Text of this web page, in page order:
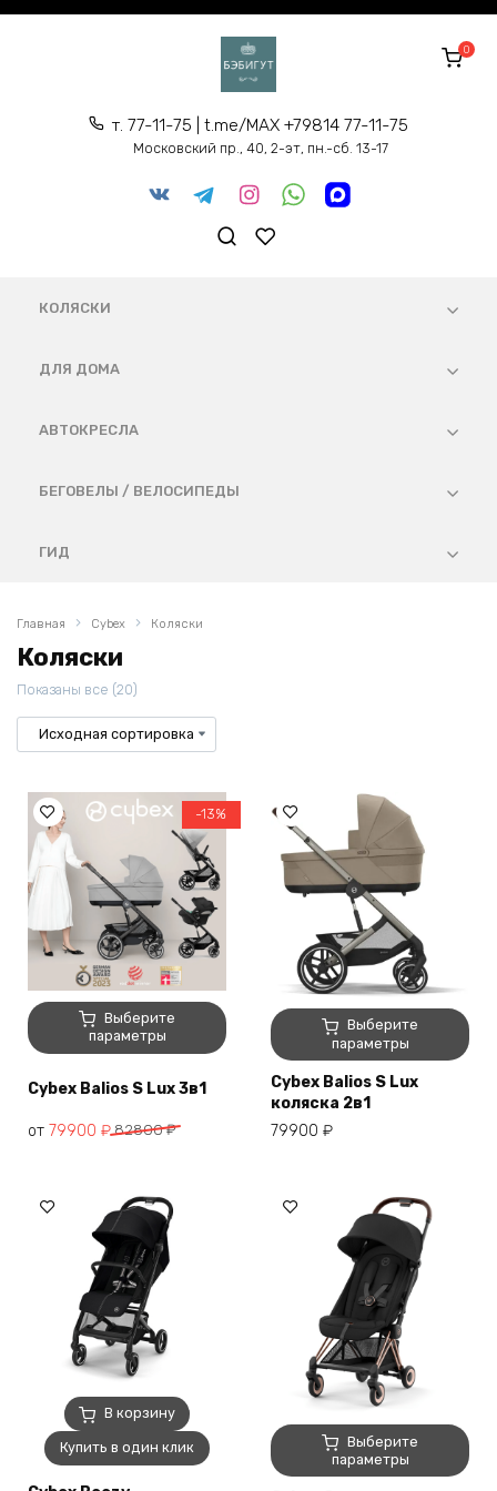
Перейти
т. 77-11-75 | t.me/MAX +79814 77-11-75
Московский пр., 40, 2-эт, пн.-сб. 13-17
0
КОЛЯСКИ
ДЛЯ ДОМА
АВТОКРЕСЛА
БЕГОВЕЛЫ / ВЕЛОСИПЕДЫ
ГИД
Главная Cybex Коляски
Коляски
Показаны все (20)
Выберите
параметры
Этот
товар
имеет
несколько
Опции
на
странице
товара.
-13%
Cybex Balios S Lux 3в1
от 82800₽
79900 ₽
Выберите
параметры
Этот
товар
имеет
несколько
вариаций.
на
странице
товара.
Cybex Balios S Lux
коляска 2в1
79900 ₽
В корзину
Купить в один клик
Выберите
параметры
Этот
товар
имеет